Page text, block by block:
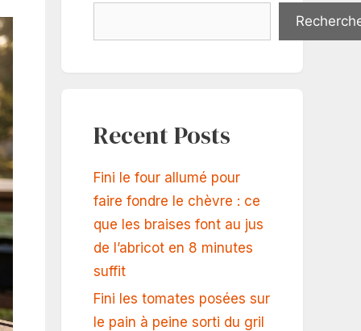
Recent Posts
Fini le four allumé pour
faire fondre le chèvre : ce
que les braises font au jus
de l’abricot en 8 minutes
suffit
Fini les tomates posées sur
le pain à peine sorti du gril